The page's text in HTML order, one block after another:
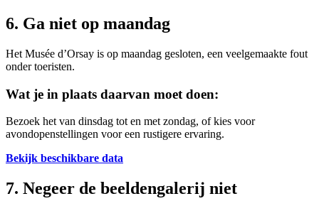
6. Ga niet op maandag
Het Musée d’Orsay is op maandag gesloten, een veelgemaakte fout
onder toeristen.
Wat je in plaats daarvan moet doen:
Bezoek het van dinsdag tot en met zondag, of kies voor
avondopenstellingen voor een rustigere ervaring.
Bekijk beschikbare data
7. Negeer de beeldengalerij niet